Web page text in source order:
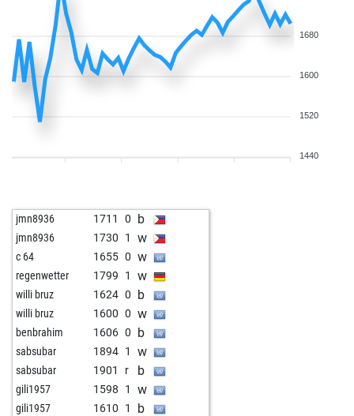
1680
1600
1520
1440
jmn8936 1711 0 b
jmn8936 1730 1 w
c 64 1655 0 w
regenwetter 1799 1 w
willi bruz 1624 0 b
willi bruz 1600 0 w
benbrahim 1606 0 b
sabsubar 1894 1 w
sabsubar 1901 r b
gili1957 1598 1 w
gili1957 1610 1 b